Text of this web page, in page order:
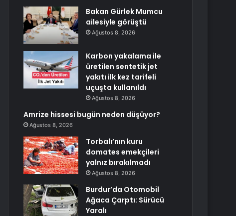
Bakan Gürlek Mumcu
ailesiyle görüştü
Ağustos 8, 2026
Karbon yakalama ile
üretilen sentetik jet
yakıtı ilk kez tarifeli
uçuşta kullanıldı
Ağustos 8, 2026
Amrize hissesi bugün neden düşüyor?
Ağustos 8, 2026
Torbalı’nın kuru
domates emekçileri
yalnız bırakılmadı
Ağustos 8, 2026
Burdur’da Otomobil
Ağaca Çarptı: Sürücü
Yaralı